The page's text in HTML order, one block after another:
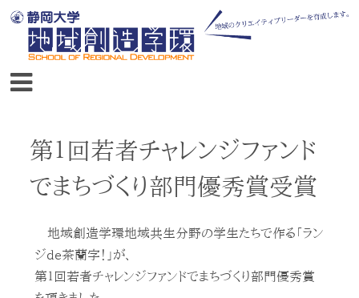
第１回若者チャレンジファンド
でまちづくり部門優秀賞受賞
地域創造学環地域共生分野の学生たちで作る「ラン
ジde茶蘭字！」が、
第１回若者チャレンジファンドでまちづくり部門優秀賞